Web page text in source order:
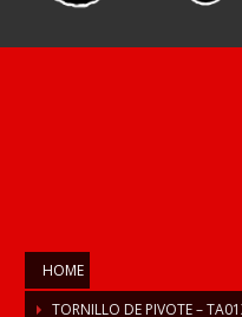
HOME
TORNILLO DE PIVOTE –